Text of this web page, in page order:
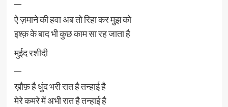
ऐ ज़माने की हवा अब तो रिहा कर मुझ को
इश्क़ के बाद भी कुछ काम सा रह जाता है
मुईद रशीदी
ख़ौफ़ है धुंद भरी रात है तन्हाई है
मेरे कमरे में अभी रात है तन्हाई है